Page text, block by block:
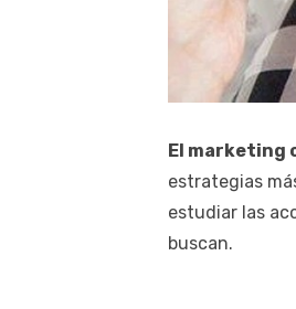
El marketing
estrategias
estudiar las
buscan.